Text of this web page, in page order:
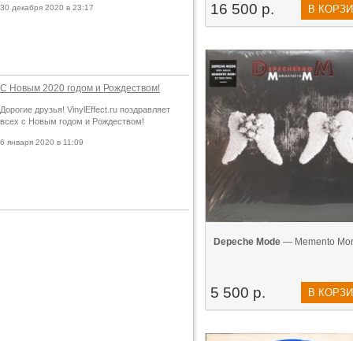
30 декабря 2020 в 23:17
С Новым 2020 годом и Рождеством!
Дорогие друзья! VinylEffect.ru поздравляет
всех с Новым годом и Рождеством!
6 января 2020 в 11:09
16 500 р. В
Depeche Mode— Memento
5 500 р. В